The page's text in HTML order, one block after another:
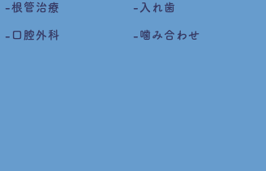
根管治療
口腔外科
入れ歯
噛み合わせ